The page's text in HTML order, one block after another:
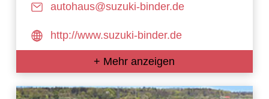
autohaus@suzuki-binder.de
http://www.suzuki-binder.de
+ Mehr anzeigen